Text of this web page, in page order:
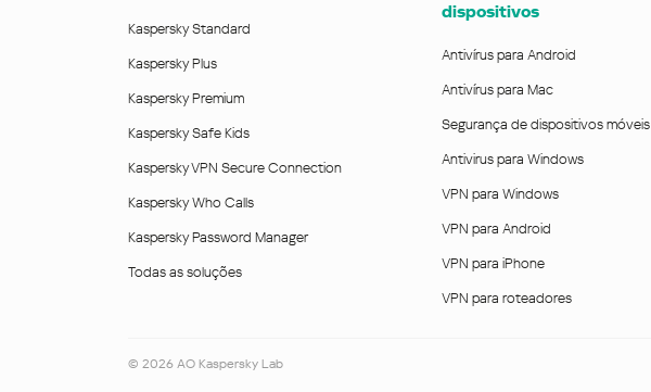
Kaspersky Standard
Kaspersky Plus
Kaspersky Premium
Kaspersky Safe Kids
Kaspersky VPN Secure Connection
Kaspersky Who Calls
Kaspersky Password Manager
Todas as soluções
dispositivos
Antivírus para Android
Antivírus para Mac
Segurança de dispositivos móveis
Antivirus para Windows
VPN para Windows
VPN para Android
VPN para iPhone
VPN para roteadores
© 2026 AO Kaspersky Lab